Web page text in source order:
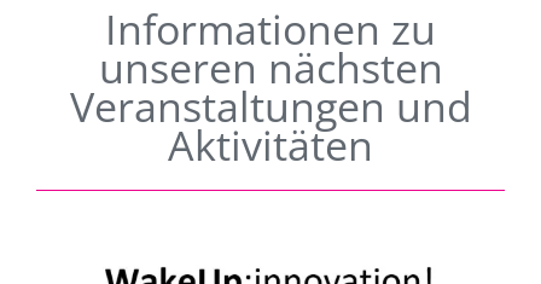
Informationen zu
unseren nächsten
Veranstaltungen und
Aktivitäten